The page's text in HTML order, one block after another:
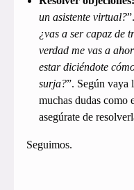
un asistente virtual?
¿vas a ser capaz de
verdad me vas a
estar diciéndote
surja?”. Según vaya
muchas dudas como
asegúrate de
Seguimos.